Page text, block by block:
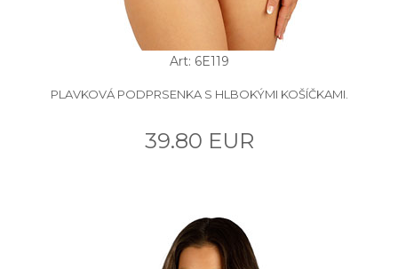
Art: 6E119
PLAVKOVÁ PODPRSENKA S HLBOKÝMI KOŠÍČKAMI.
39.80 EUR